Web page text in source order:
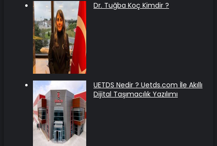
Dr. Tuğba Koç Kimdir ?
UETDS Nedir ? Uetds.com İle Akıllı
Dijital Taşımacılık Yazılımı